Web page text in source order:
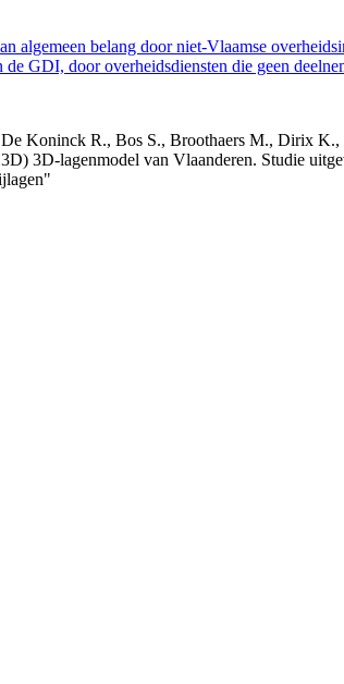
algemeen belang door niet-Vlaamse
de GDI, door overheidsdiensten die geen
Koninck R., Bos S., Broothaers M., Dirix
3D-lagenmodel van Vlaanderen. Studie